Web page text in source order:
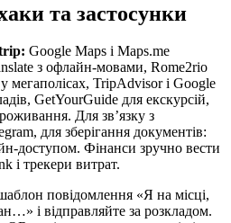
та застосунки
Google Maps і Maps.me
з офлайн‑мовами, Rome2rio
мегаполісах, TripAdvisor і Google
GetYourGuide для екскурсій,
Для зв’язку з
для зберігання документів:
Фінанси зручно вести
і трекери витрат.
повідомлення «Я на місці,
і відправляйте за розкладом.